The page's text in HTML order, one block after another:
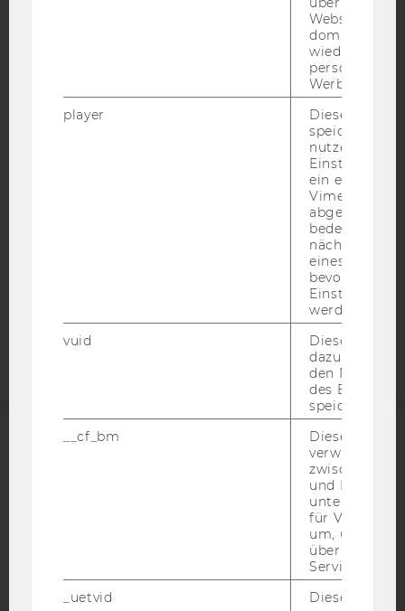
BARRIEREFREIHEITSERKLÄRUNG WEBSEITE
DATENSCHUTZERKLÄRUNG SOCIAL MEDIA
STUDIENBEWERBER*INNEN UND STUDIERENDE
Barrierefreiheitserklärung
Webseite
Websites
Werbung
player
Dieses Cookie
speichert
ein
Vimeo-Video
abgespielt
bedeutet,
nächsten
eines Vimeo-
bevorzugten
werden.
vuid
Dieser
dazu
den
des
speichern.
__cf_bm
Dieses
verwendet,
zwischen
und Bots zu
für Vimeo
um, um
über die
Service zu
_uetvid
Dieses